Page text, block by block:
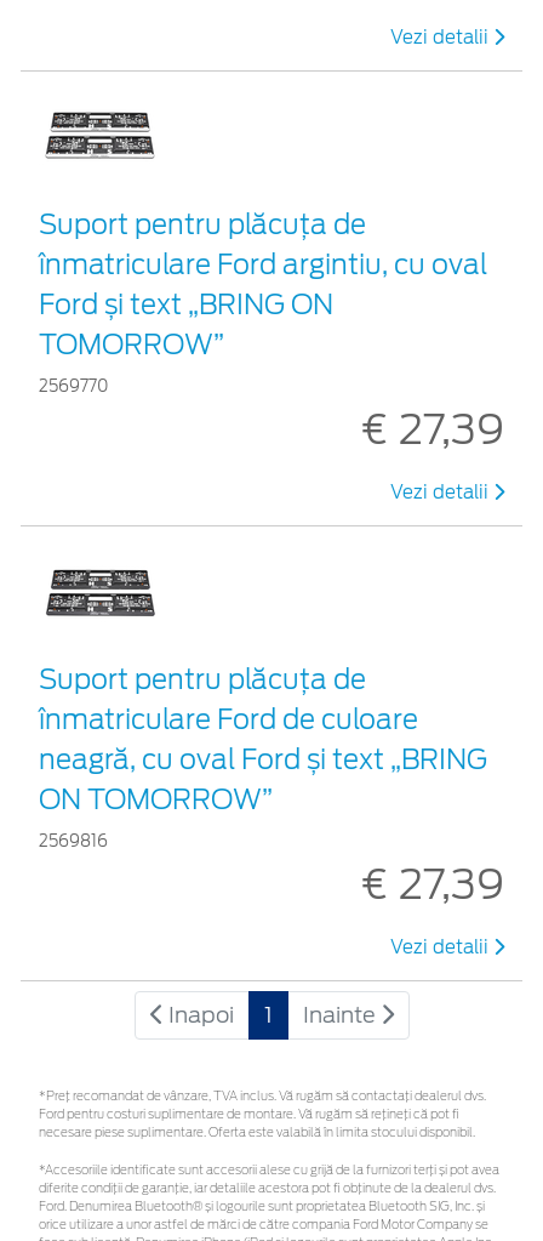
Vezi detalii
Suport pentru plăcuța de
înmatriculare Ford argintiu, cu oval
Ford și text „BRING ON
TOMORROW”
2569770
€ 27,39
Vezi detalii
Suport pentru plăcuța de
înmatriculare Ford de culoare
neagră, cu oval Ford și text „BRING
ON TOMORROW”
2569816
€ 27,39
Vezi detalii
Inapoi 1 Inainte
*Preţ recomandat de vânzare, TVA inclus. Vă rugăm să contactaţi dealerul dvs.
Ford pentru costuri suplimentare de montare. Vă rugăm să rețineți că pot fi
necesare piese suplimentare. Oferta este valabilă în limita stocului disponibil.
*Accesoriile identificate sunt accesorii alese cu grijă de la furnizori terți și pot avea
diferite condiții de garanție, iar detaliile acestora pot fi obținute de la dealerul dvs.
Ford. Denumirea Bluetooth® și logourile sunt proprietatea Bluetooth SIG, Inc. și
orice utilizare a unor astfel de mărci de către compania Ford Motor Company se